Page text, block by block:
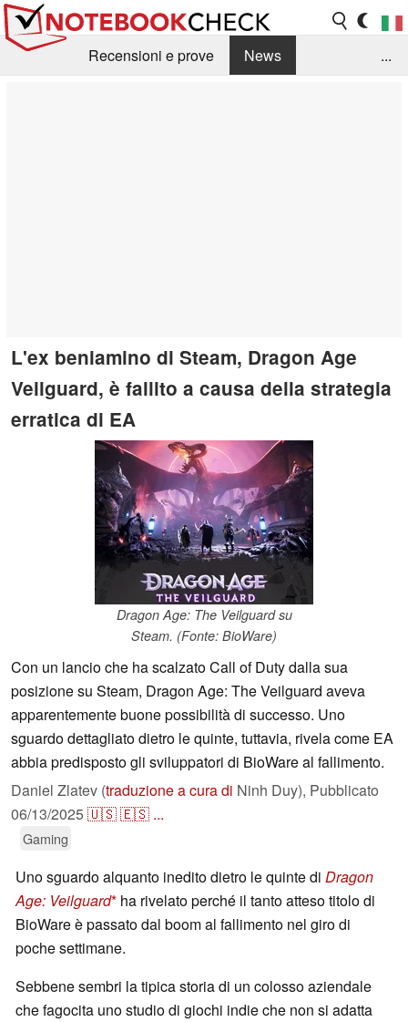
Recensioni e prove
News
...
L'ex beniamino di Steam, Dragon Age
Veilguard, è fallito a causa della strategia
erratica di EA
Dragon Age: The Veilguard su
Steam. (Fonte: BioWare)
Con un lancio che ha scalzato Call of Duty dalla sua
posizione su Steam, Dragon Age: The Veilguard aveva
apparentemente buone possibilità di successo. Uno
sguardo dettagliato dietro le quinte, tuttavia, rivela come EA
abbia predisposto gli sviluppatori di BioWare al fallimento.
Daniel Zlatev (traduzione a cura di Ninh Duy), Pubblicato
06/13/2025🇺🇸🇪🇸 ...
Gaming
Uno sguardo alquanto inedito dietro le quinte di Dragon
Age: Veilguard ha rivelato perché il tanto atteso titolo di
BioWare è passato dal boom al fallimento nel giro di
poche settimane.
Sebbene sembri la tipica storia di un colosso aziendale
che fagocita uno studio di giochi indie che non si adatta